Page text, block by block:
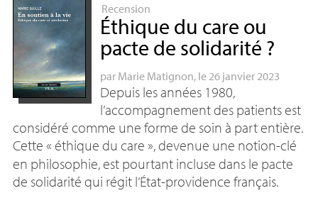
Recension
Éthique du care ou
pacte de solidarité ?
par Marie Matignon, le 26 janvier 2023
Depuis les années 1980,
l’accompagnement des patients est
considéré comme une forme de soin à part entière.
Cette « éthique du care », devenue une notion-clé
en philosophie, est pourtant incluse dans le pacte
de solidarité qui régit l’État-providence français.